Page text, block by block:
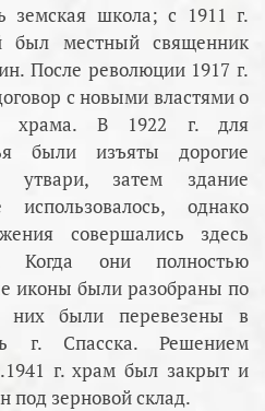
земская школа; с 1911 г.
был местный священник
После революции 1917 г.
с новыми властями о
храма. В 1922 г. для
были изъяты дорогие
утвари, затем здание
однако
совершались здесь
они полностью
иконы были разобраны по
них были перевезены в
г. Спасска. Решением
г. храм был закрыт и
под зерновой склад.